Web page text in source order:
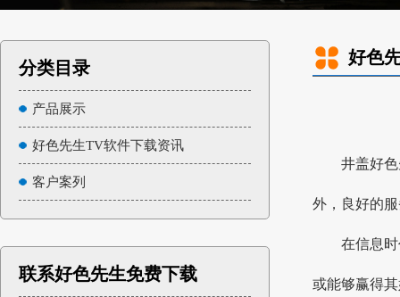
分类目录
产品展示
好色先生TV软件下载资讯
客户案列
联系好色先生免费下载
好色
井盖好色
外，良好的
在信息时
或能够赢得其